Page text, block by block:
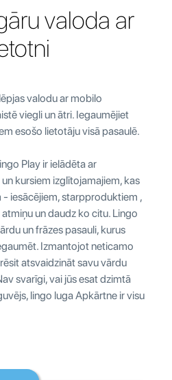
valoda ar
valodu ar mobilo
viegli un ātri. Iegaumējiet
esošo lietotāju visā pasaulē.
Play ir ielādēta ar
kursiem izglītojamajiem, kas
iesācējiem, starpproduktiem ,
un daudz ko citu. Lingo
un frāzes pasauli, kurus
Izmantojot neticamo
atsvaidzināt savu vārdu
svarīgi, vai jūs esat dzimtā
lingo luga Apkārtne ir visu